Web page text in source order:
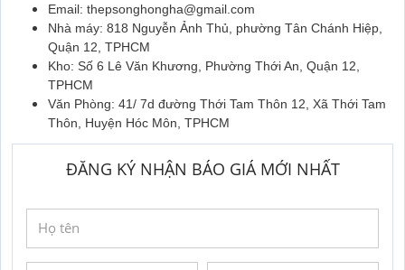
Email: thepsonghongha@gmail.com
Nhà máy: 818 Nguyễn Ảnh Thủ, phường Tân Chánh Hiệp,
Quận 12, TPHCM
Kho: Số 6 Lê Văn Khương, Phường Thới An, Quận 12,
TPHCM
Văn Phòng: 41/ 7d đường Thới Tam Thôn 12, Xã Thới Tam
Thôn, Huyện Hóc Môn, TPHCM
ĐĂNG KÝ NHẬN BÁO GIÁ MỚI NHẤT